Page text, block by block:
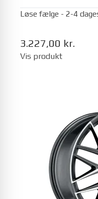
Løse fælge - 2-4
3.227,00 kr.
Vis produkt